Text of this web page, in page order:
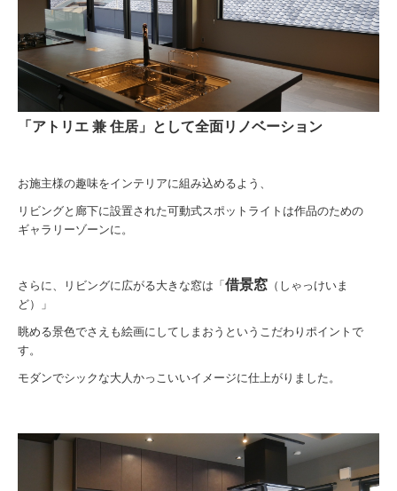
「アトリエ 兼 住居」として全面リノベーション
お施主様の趣味をインテリアに組み込めるよう、
リビングと廊下に設置された可動式スポットライトは作品のための
ギャラリーゾーンに。
さらに、リビングに広がる大きな窓は「借景窓 （しゃっけいま
ど）」
眺める景色でさえも絵画にしてしまおうというこだわりポイントで
す。
モダンでシックな大人かっこいいイメージに仕上がりました。